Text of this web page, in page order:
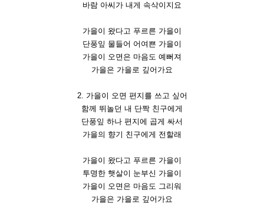
바람 아씨가 내게 속삭이지요
가을이 왔다고 푸르른 가을이
단풍잎 물들어 어여쁜 가을이
가을이 오면은 마음도 예뻐져
가을은 가을로 깊어가요
2. 가을이 오면 편지를 쓰고 싶어
함께 뛰놀던 내 단짝 친구에게
단풍잎 하나 편지에 곱게 싸서
가을의 향기 친구에게 전할래
가을이 왔다고 푸르른 가을이
투명한 햇살이 눈부신 가을이
가을이 오면은 마음도 그리워
가을은 가을로 깊어가요